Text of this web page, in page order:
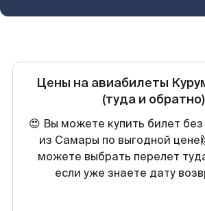
Цены на авиабилеты
(туда и обратно)
😍 Вы можете купить билет
из Самары по выгодной
можете выбрать перелет
если уже знаете дату